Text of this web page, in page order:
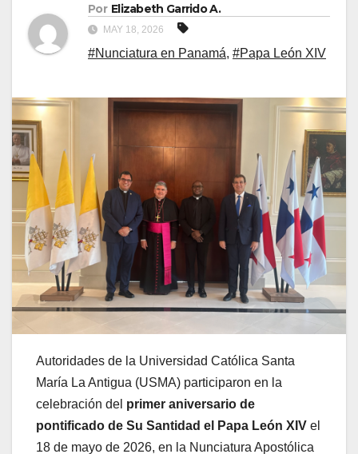
Por Elizabeth Garrido A.
MAY 18, 2026
#Nunciatura en Panamá, #Papa León XIV
Autoridades de la Universidad Católica Santa
María La Antigua (USMA) participaron en la
celebración del primer aniversario de
pontificado de Su Santidad el Papa León XIV el
18 de mayo de 2026, en la Nunciatura Apostólica